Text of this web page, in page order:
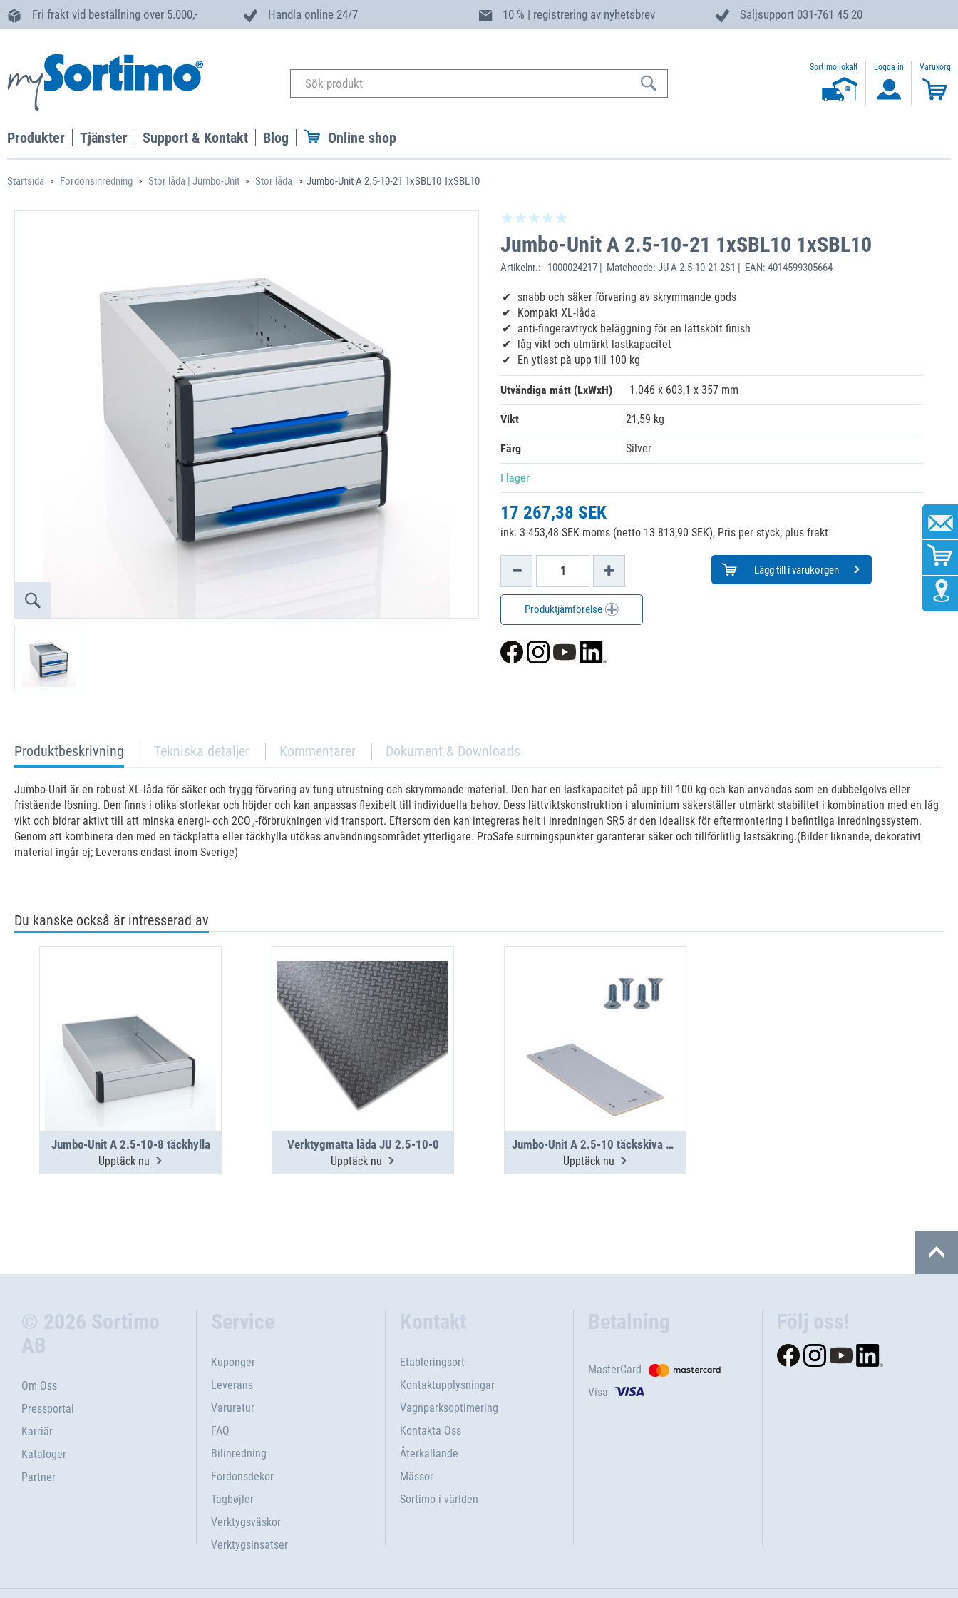
Fri frakt vid beställning över 5.000,- Handla online 24/7 10 % | registrering av nyhetsbrev Säljsupport 031-761 45 20
Sortimo lokalt Logga in Varukorg
Produkter Tjänster Support & Kontakt Blog Online shop
Startsida Fordonsinredning Stor låda | Jumbo-Unit Stor låda Jumbo-Unit A 2.5-10-21 1xSBL10 1xSBL10
Jumbo-Unit A 2.5-10-21 1xSBL10 1xSBL10
Artikelnr.: 1000024217 | Matchcode: JU A 2.5-10-21 2S1 | EAN: 4014599305664
snabb och säker förvaring av skrymmande gods
Kompakt XL-låda
anti-fingeravtryck beläggning för en lättskött finish
låg vikt och utmärkt lastkapacitet
En ytlast på upp till 100 kg
Utvändiga mått (LxWxH) 1.046 x 603,1 x 357 mm
Vikt 21,59 kg
Färg Silver
I lager
17 267,38 SEK
ink. 3 453,48 SEK moms (netto 13 813,90 SEK), Pris per styck, plus frakt
Lägg till i varukorgen
Produktjämförelse
current
tab:
Produktbeskrivning Tekniska detaljer Kommentarer Dokument & Downloads
Jumbo-Unit är en robust XL-låda för säker och trygg förvaring av tung utrustning och skrymmande material. Den har en lastkapacitet på upp till 100 kg och kan användas som en dubbelgolvs eller
fristående lösning. Den finns i olika storlekar och höjder och kan anpassas flexibelt till individuella behov. Dess lättviktskonstruktion i aluminium säkerställer utmärkt stabilitet i kombination med en låg
vikt och bidrar aktivt till att minska energi- och 2CO₂-förbrukningen vid transport. Eftersom den kan integreras helt i inredningen SR5 är den idealisk för eftermontering i befintliga inredningssystem.
Genom att kombinera den med en täckplatta eller täckhylla utökas användningsområdet ytterligare. ProSafe surrningspunkter garanterar säker och tillförlitlig lastsäkring.(Bilder liknande, dekorativt
material ingår ej; Leverans endast inom Sverige)
Du kanske också är intresserad av
Jumbo-Unit A 2.5-10-8 täckhylla
Upptäck nu
Verktygmatta låda JU 2.5-10-0
Upptäck nu
Jumbo-Unit A 2.5-10 täckskiva SGR PS
Upptäck nu
© 2026 Sortimo
AB
Om Oss
Pressportal
Karriär
Kataloger
Partner
Service
Kuponger
Leverans
Varuretur
FAQ
Bilinredning
Fordonsdekor
Tagbøjler
Verktygsväskor
Verktygsinsatser
Kontakt
Etableringsort
Kontaktupplysningar
Vagnparksoptimering
Kontakta Oss
Återkallande
Mässor
Sortimo i världen
Betalning
MasterCard
Visa
Följ oss!